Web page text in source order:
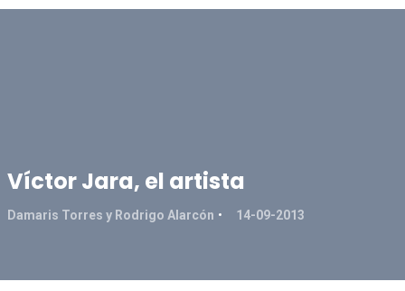
Víctor Jara, el artista
Damaris Torres y Rodrigo Alarcón 14-09-2013